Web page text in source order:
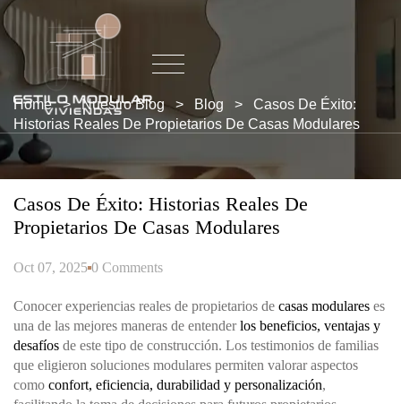
Home > Nuestro Blog > Blog >
Casos De Éxito:
Historias Reales De Propietarios De Casas Modulares
Casos De Éxito: Historias Reales De
Propietarios De Casas Modulares
Oct 07, 2025 0 Comments
Conocer experiencias reales de propietarios de casas modulares es
una de las mejores maneras de entenderlos beneficios, ventajas y
desafíos de este tipo de construcción. Los testimonios de familias
que eligieron soluciones modulares permiten valorar aspectos
como confort, eficiencia, durabilidad y personalización,